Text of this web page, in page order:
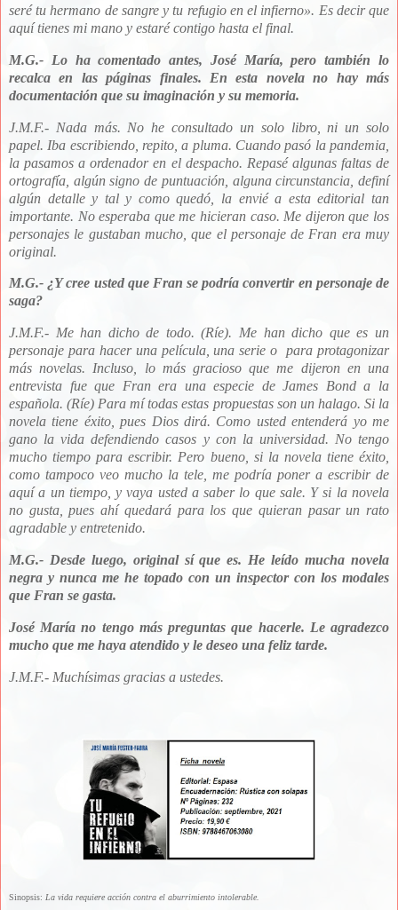
seré tu hermano de sangre y tu refugio en el infierno». Es decir que
aquí tienes mi mano y estaré contigo hasta el final.
M.G.- Lo ha comentado antes, José María, pero también lo
recalca en las páginas finales. En esta novela no hay más
documentación que su imaginación y su memoria.
J.M.F.- Nada más. No he consultado un solo libro, ni un solo
papel. Iba escribiendo, repito, a pluma. Cuando pasó la pandemia,
la pasamos a ordenador en el despacho. Repasé algunas faltas de
ortografía, algún signo de puntuación, alguna circunstancia, definí
algún detalle y tal y como quedó, la envié a esta editorial tan
importante. No esperaba que me hicieran caso. Me dijeron que los
personajes le gustaban mucho, que el personaje de Fran era muy
original.
M.G.- ¿Y cree usted que Fran se podría convertir en personaje de
saga?
J.M.F.- Me han dicho de todo. (Ríe). Me han dicho que es un
personaje para hacer una película, una serie o para protagonizar
más novelas. Incluso, lo más gracioso que me dijeron en una
entrevista fue que Fran era una especie de James Bond a la
española. (Ríe) Para mí todas estas propuestas son un halago. Si la
novela tiene éxito, pues Dios dirá. Como usted entenderá yo me
gano la vida defendiendo casos y con la universidad. No tengo
mucho tiempo para escribir. Pero bueno, si la novela tiene éxito,
como tampoco veo mucho la tele, me podría poner a escribir de
aquí a un tiempo, y vaya usted a saber lo que sale. Y si la novela
no gusta, pues ahí quedará para los que quieran pasar un rato
agradable y entretenido.
M.G.- Desde luego, original sí que es. He leído mucha novela
negra y nunca me he topado con un inspector con los modales
que Fran se gasta.
José María no tengo más preguntas que hacerle. Le agradezco
mucho que me haya atendido y le deseo una feliz tarde.
J.M.F.- Muchísimas gracias a ustedes.
Sinopsis: La vida requiere acción contra el aburrimiento intolerable.